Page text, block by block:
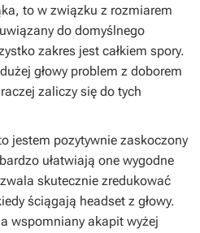
to w związku z rozmiarem
do domyślnego
zakres jest całkiem spory.
głowy problem z doborem
zaliczy się do tych
jestem pozytywnie zaskoczony
ułatwiają one wygodne
skutecznie zredukować
ściągają headset z głowy.
wspomniany akapit wyżej